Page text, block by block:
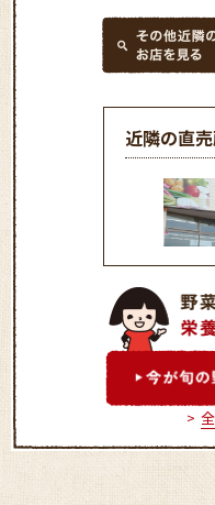
近隣の直
ちぢわ